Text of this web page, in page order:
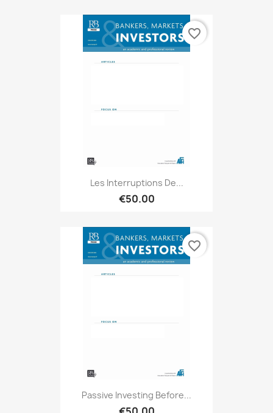
Les Interruptions De...
€50.00
favorite_border
Passive Investing Before...
favorite_border